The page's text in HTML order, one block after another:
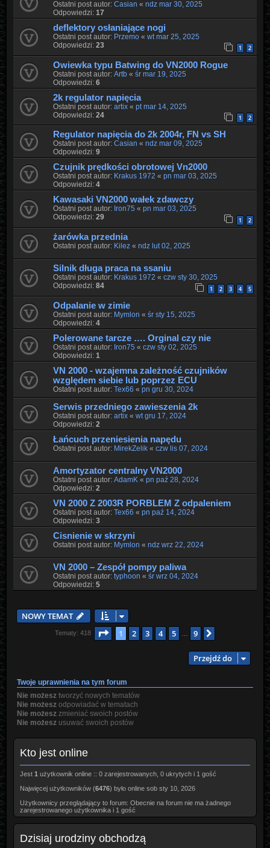
Ostatni post autor: Casian « ndz mar 30, 2025
Odpowiedzi: 17
deflektory osłaniające nogi
Ostatni post autor: Przemo« wt mar 25, 2025
Odpowiedzi: 23 1 2
Owiewka typu Batwing do VN2000 Rogue
Ostatni post autor: Artb« śr mar 19, 2025
Odpowiedzi: 6
2k regulator napięcia
Ostatni post autor: artix« pt mar 14, 2025
Odpowiedzi: 24 1 2
Regulator napięcia do 2k 2004r, FN vs SH
Ostatni post autor: Casian « ndz mar 09, 2025
Odpowiedzi: 9
Czujnik prędkości obrotowej Vn2000
Ostatni post autor: Krakus 1972 « pn mar 03, 2025
Odpowiedzi: 4
Kawasaki VN2000 wałek zdawczy
Ostatni post autor: Iron75 « pn mar 03, 2025
Odpowiedzi: 29 1 2
żarówka przednia
Ostatni post autor: Kilez« ndz lut 02, 2025
Silnik długa praca na ssaniu
Ostatni post autor: Krakus 1972 « czw sty 30, 2025
Odpowiedzi: 84 1 2 3 4 5
Odpalanie w zimie
Ostatni post autor: Mymlon « śr sty 15, 2025
Odpowiedzi: 4
Polerowane tarcze …. Orginal czy nie
Ostatni post autor: Iron75 « czw sty 02, 2025
Odpowiedzi: 1
VN 2000 - wzajemna zależność czujników
względem siebie lub poprzez ECU
Ostatni post autor: Tex66 « pn gru 30, 2024
Serwis przedniego zawieszenia 2k
Ostatni post autor: artix« wt gru 17, 2024
Odpowiedzi: 2
Łańcuch przeniesienia napędu
Ostatni post autor: MirekZelik« czw lis 07, 2024
Amortyzator centralny VN2000
Ostatni post autor: AdamK« pn paź 28, 2024
Odpowiedzi: 2
VN 2000 Z 2003R PORBLEM Z odpaleniem
Ostatni post autor: Tex66 « pn paź 14, 2024
Odpowiedzi: 3
Cisnienie w skrzyni
Ostatni post autor: Mymlon « ndz wrz 22, 2024
VN 2000 – Zespół pompy paliwa
Ostatni post autor: typhoon « śr wrz 04, 2024
Odpowiedzi: 5
NOWY TEMAT
Tematy: 418 Strona1 z9
1 2 3 4 5 9
Przejdź do
Twoje uprawnienia na tym forum
Nie możesztworzyć nowych tematów
Nie możeszodpowiadać w tematach
Nie możeszzmieniać swoich postów
Nie możeszusuwać swoich postów
Kto jest online
Jest 1użytkownik online :: 0 zarejestrowanych, 0 ukrytych i 1 gość
Najwięcej użytkowników (6476) było online sob sty 10, 2026
Użytkownicy przeglądający to forum: Obecnie na forum nie ma żadnego
zarejestrowanego użytkownika i 1 gość
Dzisiaj urodziny obchodzą